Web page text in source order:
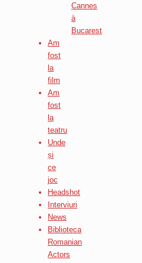
Cannes
à
Bucarest
Am
fost
la
film
Am
fost
la
teatru
Unde
și
ce
joc
Headshot
Interviuri
News
Biblioteca
Romanian
Actors